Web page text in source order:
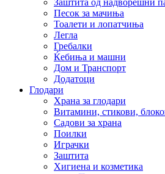
Песок за мачиња
Тоалети и лопатчиња
Легла
Гребалки
Ќебиња и машни
Дом и Транспорт
Додатоци
Глодари
Храна за глодари
Витамини, стикови,
Садови за храна
Поилки
Играчки
Заштита
Хигиена и козметика